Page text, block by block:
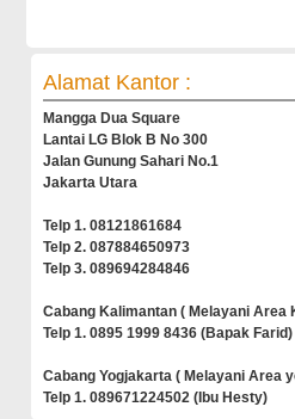
Alamat Kantor :
Mangga Dua Square
Lantai LG Blok B No 300
Jalan Gunung Sahari No.1
Jakarta Utara
Telp 1. 08121861684
Telp 2. 087884650973
Telp 3. 089694284846
Cabang Kalimantan ( Melayani Area
Telp 1. 0895 1999 8436 (Bapak Farid)
Cabang Yogjakarta ( Melayani Area
Telp 1. 089671224502 (Ibu Hesty)